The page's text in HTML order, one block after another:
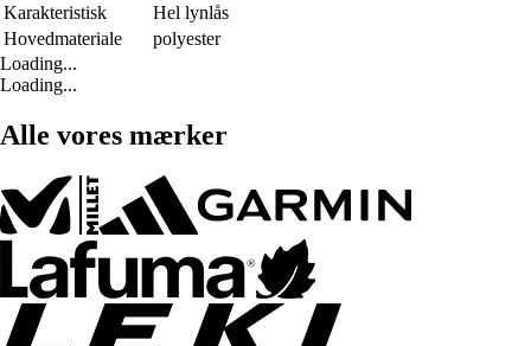
Karakteristisk
Hel lynlås
Hovedmateriale
polyester
Loading...
Loading...
Alle vores mærker